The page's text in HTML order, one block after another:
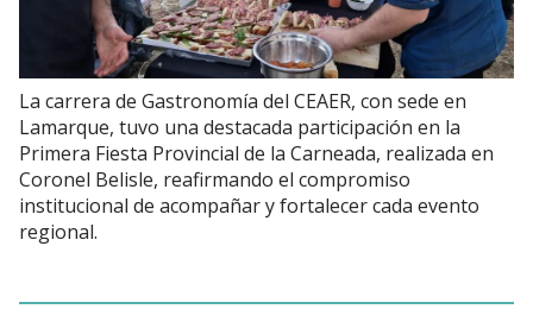
La carrera de Gastronomía del CEAER, con sede en
Lamarque, tuvo una destacada participación en la
Primera Fiesta Provincial de la Carneada, realizada en
Coronel Belisle, reafirmando el compromiso
institucional de acompañar y fortalecer cada evento
regional.